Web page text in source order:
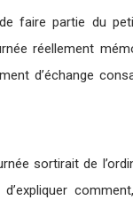
faire partie du
réellement
d’échange
sortirait de